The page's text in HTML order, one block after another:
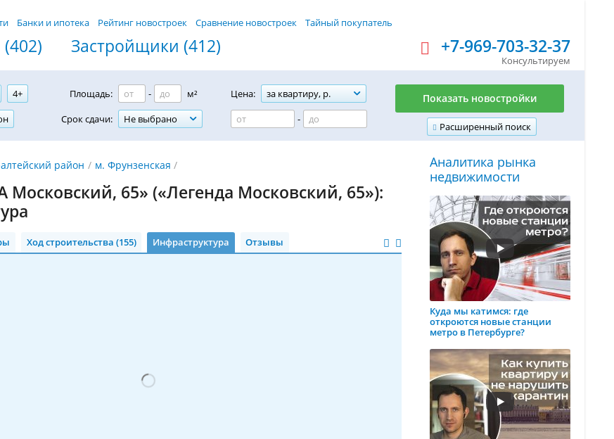
Банки и ипотека Рейтинг новостроек Сравнение новостроек Тайный покупатель
Застройщики (412) +7-969-703-32-37
Консультируем
4+
Площадь: -
м²
Срок сдачи:
Не выбрано
Цена:
за квартиру, р.
-
Расширенный поиск
Показать новостройки
район м. Фрунзенская
Московский, 65» («Легенда Московский, 65»):
Ход строительства (155) Инфраструктура Отзывы
Аналитика рынка
недвижимости
Куда мы катимся: где
откроются новые станции
метро в Петербурге?